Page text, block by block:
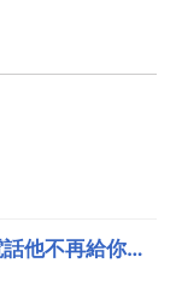
如果人說過他愛你，有一次你沒接他電話他不再給你聯絡他是真的愛你嗎